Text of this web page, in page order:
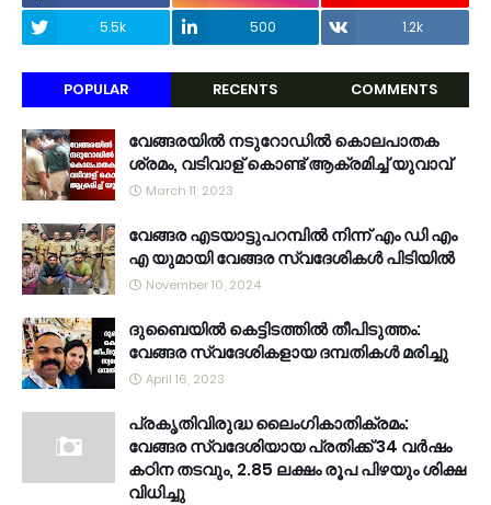
5.5k
500 1.2k
POPULAR RECENTS COMMENTS
വേങ്ങരയിൽ നടുറോഡിൽ കൊലപാതക
ശ്രമം, വടിവാള് കൊണ്ട് ആക്രമിച്ച് യുവാവ്
March 11, 2023
വേങ്ങര എടയാട്ടുപറമ്പിൽ നിന്ന് എം ഡി എം
എ യുമായി വേങ്ങര സ്വദേശികൾ പിടിയിൽ
November 10, 2024
ദുബൈയിൽ കെട്ടിടത്തിൽ തീപിടുത്തം:
വേങ്ങര സ്വദേശികളായ ദമ്പതികൾ മരിച്ചു
April 16, 2023
പ്രകൃതിവിരുദ്ധ ലൈംഗികാതിക്രമം:
വേങ്ങര സ്വദേശിയായ പ്രതിക്ക് 34 വര്‍ഷം
കഠിന തടവും, 2.85 ലക്ഷം രൂപ പിഴയും ശിക്ഷ
വിധിച്ചു